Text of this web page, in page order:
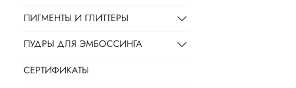
ПИГМЕНТЫ И ГЛИТТЕРЫ
ПУДРЫ ДЛЯ ЭМБОССИНГА
СЕРТИФИКАТЫ